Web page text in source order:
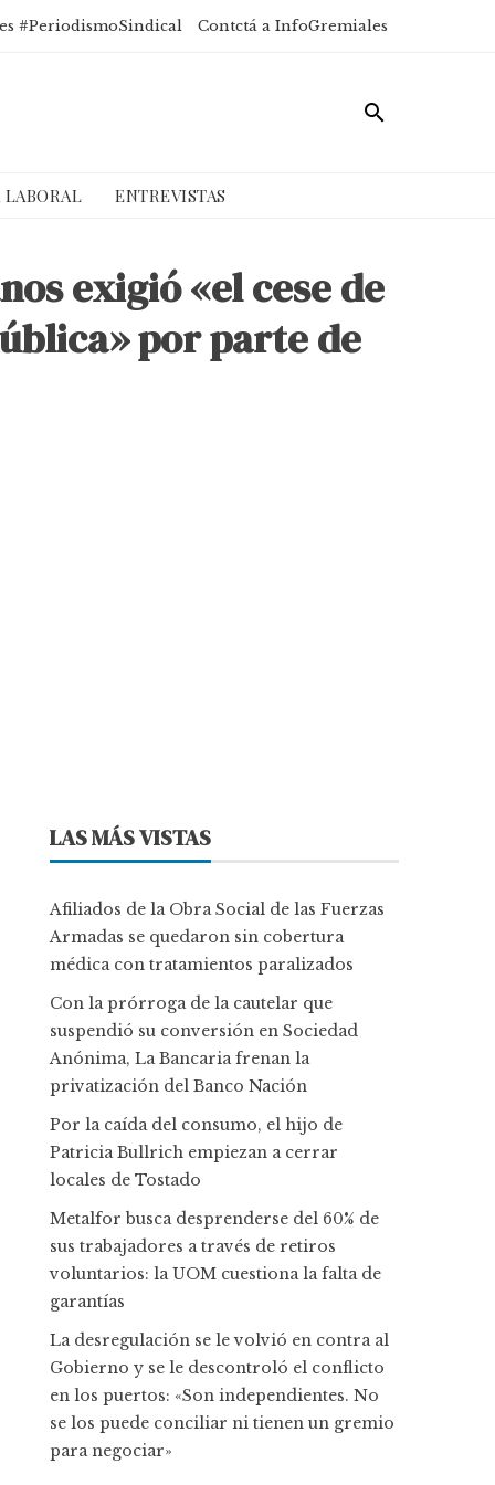
#PeriodismoSindical Contctá a InfoGremiales
LABORAL ENTREVISTAS
exigió «el cese de
por parte de
LAS MÁS VISTAS
Afiliados de la Obra Social de las Fuerzas
Armadas se quedaron sin cobertura
médica con tratamientos paralizados
Con la prórroga de la cautelar que
suspendió su conversión en Sociedad
Anónima, La Bancaria frenan la
privatización del Banco Nación
Por la caída del consumo, el hijo de
Patricia Bullrich empiezan a cerrar
locales de Tostado
Metalfor busca desprenderse del 60% de
sus trabajadores a través de retiros
voluntarios: la UOM cuestiona la falta de
garantías
La desregulación se le volvió en contra al
Gobierno y se le descontroló el conflicto
en los puertos: «Son independientes. No
se los puede conciliar ni tienen un gremio
para negociar»